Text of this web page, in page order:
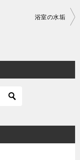
浴室の水垢